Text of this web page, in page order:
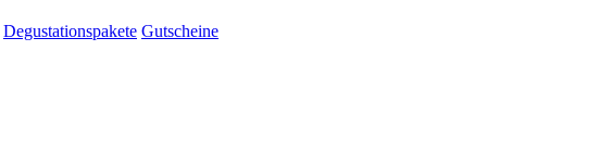
Degustationspakete Gutscheine